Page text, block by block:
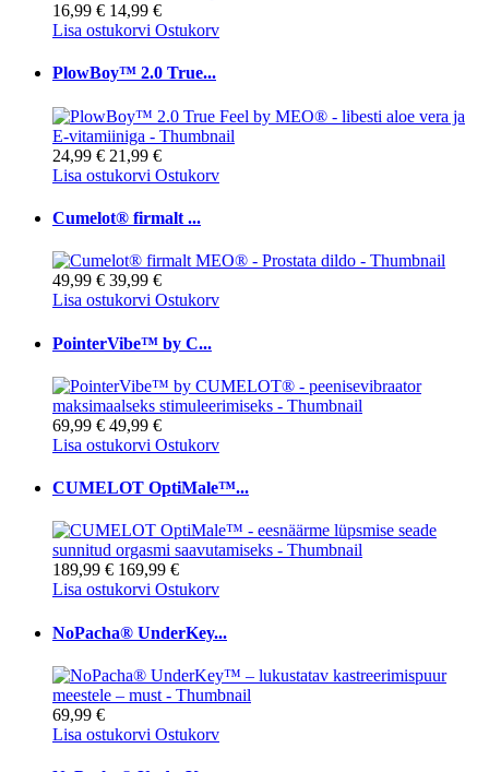
16,99 € 14,99 €
Lisa ostukorvi Ostukorv
PlowBoy™ 2.0 True...
24,99 € 21,99 €
Lisa ostukorvi Ostukorv
Cumelot® firmalt ...
49,99 € 39,99 €
Lisa ostukorvi Ostukorv
PointerVibe™ by C...
69,99 € 49,99 €
Lisa ostukorvi Ostukorv
CUMELOT OptiMale™...
189,99 € 169,99 €
Lisa ostukorvi Ostukorv
NoPacha® UnderKey...
69,99 €
Lisa ostukorvi Ostukorv